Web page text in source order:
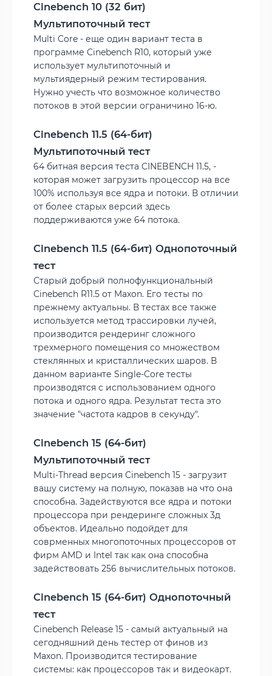
Cinebench 10 (32 бит)
Мультипоточный тест
Multi Core - еще один вариант теста в
программе Cinebench R10, который уже
использует мультипоточный и
мультиядерный режим тестирования.
Нужно учесть что возможное количество
потоков в этой версии ограничино 16-ю.
Cinebench 11.5 (64-бит)
Мультипоточный тест
64 битная версия теста CINEBENCH 11.5, -
которая может загрузить процессор на все
100% используя все ядра и потоки. В отличии
от более старых версий здесь
поддерживаются уже 64 потока.
Cinebench 11.5 (64-бит) Однопоточный
тест
Старый добрый полнофункциональный
Cinebench R11.5 от Maxon. Его тесты по
прежнему актуальны. В тестах все также
используется метод трассировки лучей,
производится рендеринг сложного
трехмерного помещения со множеством
стеклянных и кристаллических шаров. В
данном варианте Single-Core тесты
производятся с использованием одного
потока и одного ядра. Результат теста это
значение "частота кадров в секунду".
Cinebench 15 (64-бит)
Мультипоточный тест
Multi-Thread версия Cinebench 15 - загрузит
вашу систему на полную, показав на что она
способна. Задействуются все ядра и потоки
процессора при рендеринге сложных 3д
объектов. Идеально подойдет для
соврменных многопоточных процессоров от
фирм AMD и Intel так как она способна
задействовать 256 вычислительных потоков.
Cinebench 15 (64-бит) Однопоточный
тест
Cinebench Release 15 - самый актуальный на
сегодняшний день тестер от финов из
Maxon. Производится тестирование
системы: как процессоров так и видеокарт.